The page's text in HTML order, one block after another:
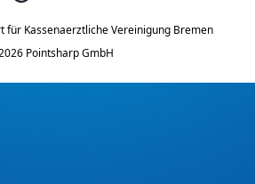
für Kassenaerztliche Vereinigung Bremen
Pointsharp GmbH